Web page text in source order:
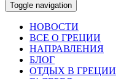
Toggle navigation
НОВОСТИ
ВСЕ О ГРЕЦИИ
НАПРАВЛЕНИЯ
БЛОГ
ОТДЫХ В ГРЕЦИИ